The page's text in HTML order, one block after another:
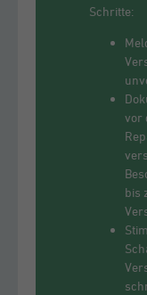
Schritte:
vor
bis